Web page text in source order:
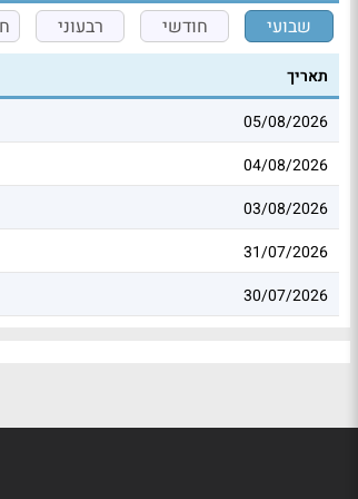
שבועי חודשי רבעוני
תאריך
05/08/2026
04/08/2026
03/08/2026
31/07/2026
30/07/2026